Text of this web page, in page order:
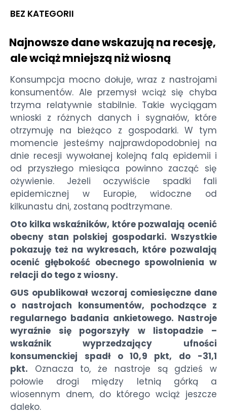
BEZ KATEGORII
Najnowsze dane wskazują na recesję,
ale wciąż mniejszą niż wiosną
Konsumpcja mocno dołuje, wraz z nastrojami
konsumentów. Ale przemysł wciąż się chyba
trzyma relatywnie stabilnie. Takie wyciągam
wnioski z różnych danych i sygnałów, które
otrzymuję na bieżąco z gospodarki. W tym
momencie jesteśmy najprawdopodobniej na
dnie recesji wywołanej kolejną falą epidemii i
od przyszłego miesiąca powinno zacząć się
ożywienie. Jeżeli oczywiście spadki fali
epidemicznej w Europie, widoczne od
kilkunastu dni, zostaną podtrzymane.
Oto kilka wskaźników, które pozwalają ocenić
obecny stan polskiej gospodarki. Wszystkie
pokazuję też na wykresach, które pozwalają
ocenić głębokość obecnego spowolnienia w
relacji do tego z wiosny.
GUS opublikował wczoraj comiesięczne dane
o nastrojach konsumentów, pochodzące z
regularnego badania ankietowego. Nastroje
wyraźnie się pogorszyły w listopadzie –
wskaźnik wyprzedzający ufności
konsumenckiej spadł o 10,9 pkt, do -31,1
pkt. Oznacza to, że nastroje są gdzieś w
połowie drogi między letnią górką a
wiosennym dnem, do którego wciąż jeszcze
daleko.